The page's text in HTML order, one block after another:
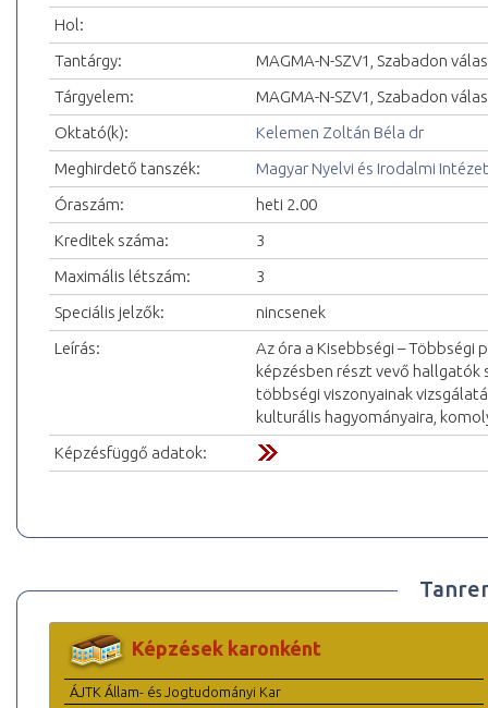
Hol:
Tantárgy:
MAGMA-N-SZV1, Szabadon
Tárgyelem:
MAGMA-N-SZV1, Szabadon
Oktató(k):
Kelemen Zoltán Béla dr
Meghirdető tanszék:
Magyar Nyelvi és Irodalmi Intézet
Óraszám:
heti 2.00
Kreditek száma:
3
Maximális létszám:
3
Speciális jelzők:
nincsenek
Leírás:
Az óra a Kisebbségi – Többségi
képzésben részt vevő hallgatók
többségi viszonyainak
kulturális hagyományaira,
Képzésfüggő adatok:
Képzések karonként
ÁJTK Állam- és Jogtudományi Kar